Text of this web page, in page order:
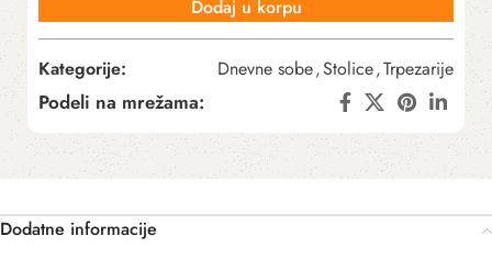
Dodaj u korpu
Kategorije: Dnevne sobe,Stolice,Trpezarije
Podeli na mrežama:
Dodatne informacije